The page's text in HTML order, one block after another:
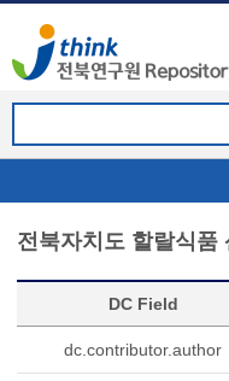
전북자치도 할랄식품
DC Field
dc.contributor.author